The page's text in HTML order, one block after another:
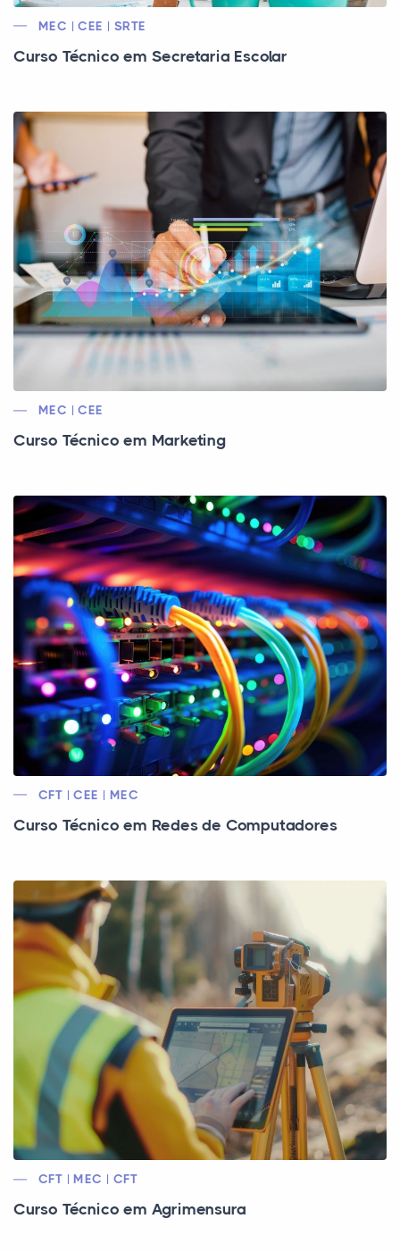
MEC | CEE | SRTE
Curso Técnico em Secretaria Escolar
MEC | CEE
Curso Técnico em Marketing
CFT | CEE | MEC
Curso Técnico em Redes de Computadores
CFT | MEC | CFT
Curso Técnico em Agrimensura